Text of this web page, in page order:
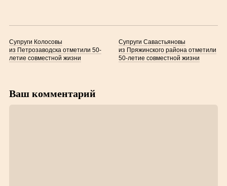
Супруги Колосовы
из Петрозаводска отметили 50-
летие совместной жизни
Супруги Савастьяновы
из Пряжинского района отметили
50-летие совместной жизни
Ваш комментарий